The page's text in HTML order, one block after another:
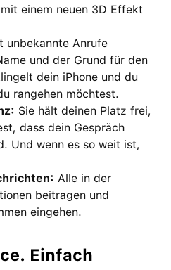
einem neuen 3D Effekt
unbekannte Anrufe
und der Grund für den
dein iPhone und du
rangehen möchtest.
Sie hält deinen Platz frei,
dass dein Gespräch
Und wenn es so weit ist,
Alle in der
beitragen und
eingehen.
Einfach